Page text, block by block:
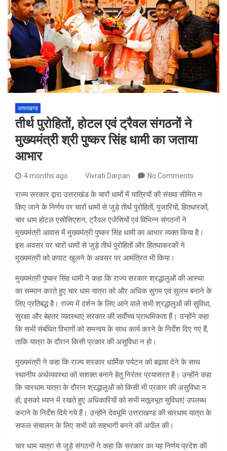
उत्तराखण्ड
तीर्थ पुरोहितों, होटल एवं ट्रैवल संगठनों ने
मुख्यमंत्री श्री पुष्कर सिंह धामी का जताया
आभार
4 months ago Vivrati Darpan No Comments
राज्य सरकार द्वारा उत्तराखंड के चारों धामों में यात्रियों की संख्या सीमित न
किए जाने के निर्णय पर चारों धामों से जुड़े तीर्थ पुरोहितों, पुजारियों, हितधारकों,
चार धाम होटल एसोसिएशन, ट्रैवल एजेंसियों एवं विभिन्न संगठनों ने
मुख्यमंत्री आवास में मुख्यमंत्री पुष्कर सिंह धामी का आभार व्यक्त किया है।
इस अवसर पर चारों धामों से जुड़े तीर्थ पुरोहितों और हितधाकरकों ने
मुख्यमंत्री को कपाट खुलने के अवसर पर आमंत्रित भी किया।
मुख्यमंत्री पुष्कर सिंह धामी ने कहा कि राज्य सरकार श्रद्धालुओं की आस्था
का सम्मान करते हुए चार धाम यात्रा को और अधिक सुगम एवं सुलभ बनाने के
लिए प्रतिबद्ध है। राज्य में दर्शन के लिए आने वाले सभी श्रद्धालुओं की सुविधा,
सुरक्षा और बेहतर व्यवस्थाएं सरकार की सर्वाेच्च प्राथमिकता हैं। उन्होंने कहा
कि सभी संबंधित विभागों को समन्वय के साथ कार्य करने के निर्देश दिए गए हैं,
ताकि यात्रा के दौरान किसी प्रकार की असुविधा न हो।
मुख्यमंत्री ने कहा कि राज्य सरकार धार्मिक पर्यटन को बढ़ावा देने के साथ
स्थानीय अर्थव्यवस्था को सशक्त बनाने हेतु निरंतर प्रयासरत है। उन्होंने कहा
कि चारधाम यात्रा के दौरान श्रद्धालुओं को किसी भी प्रकार की असुविधा न
हो, इसको ध्यान में रखते हुए अधिकारियों को सभी मतूलभूत सुविधाएं उपलब्ध
कराने के निर्देश दिये गये हैं। उन्होंने देवभूमि उत्तराखण्ड की चारधाम यात्रा के
सफल संचालन के लिए सभी को सहभागी बनने की अपील की।
चार धाम यात्रा से जुड़े संगठनों ने कहा कि सरकार का यह निर्णय प्रदेश की